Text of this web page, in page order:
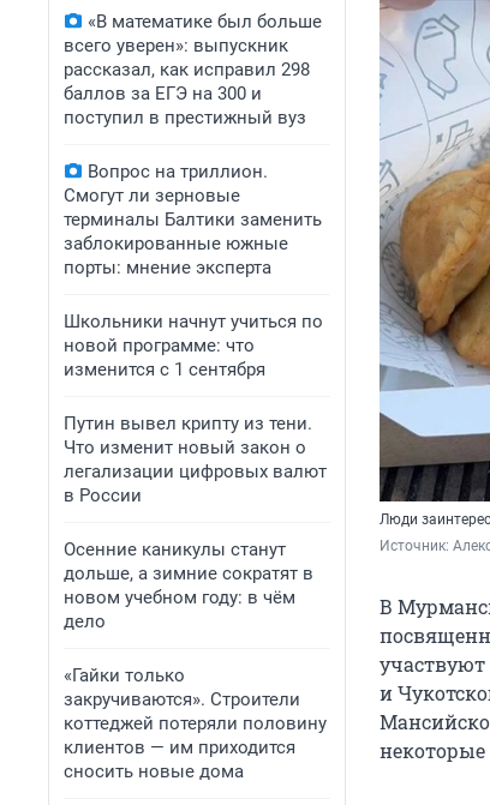
«В математике был больше
всего уверен»: выпускник
рассказал, как исправил 298
баллов за ЕГЭ на 300 и
поступил в престижный вуз
Вопрос на триллион.
Смогут ли зерновые
терминалы Балтики заменить
заблокированные южные
порты: мнение эксперта
Школьники начнут учиться по
новой программе: что
изменится с 1 сентября
Путин вывел крипту из тени.
Что изменит новый закон о
легализации цифровых валют
в России
Осенние каникулы станут
дольше, а зимние сократят в
новом учебном году: в чём
дело
«Гайки только
закручиваются». Строители
коттеджей потеряли половину
клиентов — им приходится
сносить новые дома
Люди
Источник:
В
и